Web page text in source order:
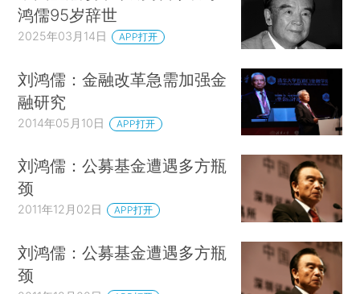
鸿儒95岁辞世
2025年03月14日 APP打开
刘鸿儒：金融改革急需加强金
融研究
2014年05月10日 APP打开
刘鸿儒：公募基金遭遇多方瓶
颈
2011年12月02日 APP打开
刘鸿儒：公募基金遭遇多方瓶
颈